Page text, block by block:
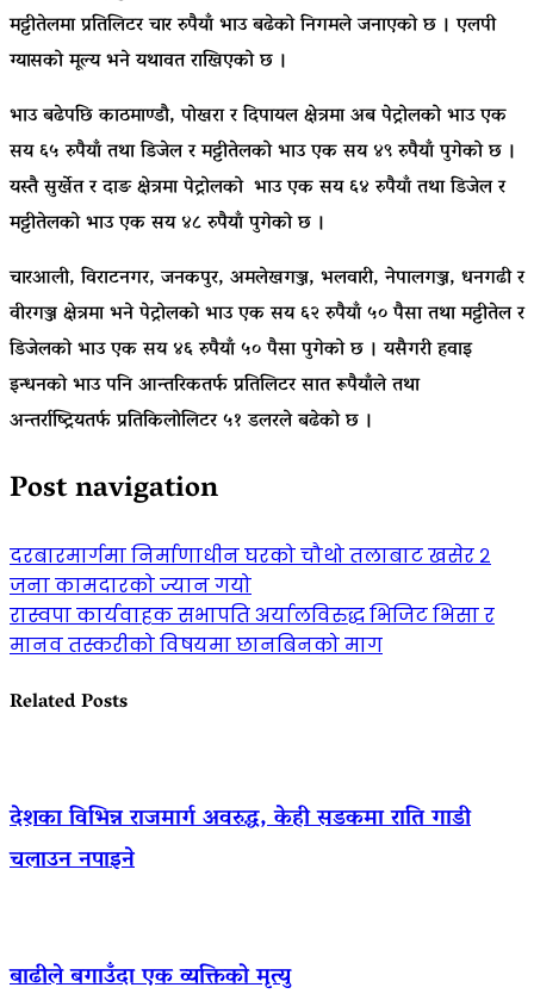
मट्टीतेलमा प्रतिलिटर चार रुपैयाँ भाउ बढेको निगमले जनाएको छ । एलपी
ग्यासको मूल्य भने यथावत राखिएको छ ।
भाउ बढेपछि काठमाण्डौ, पोखरा र दिपायल क्षेत्रमा अब पेट्रोलको भाउ एक
सय ६५ रुपैयाँ तथा डिजेल र मट्टीतेलको भाउ एक सय ४९ रुपैयाँ पुगेको छ ।
यस्तै सुर्खेत र दाङ क्षेत्रमा पेट्रोलको भाउ एक सय ६४ रुपैयाँ तथा डिजेल र
मट्टीतेलको भाउ एक सय ४८ रुपैयाँ पुगेको छ ।
चारआली, विराटनगर, जनकपुर, अमलेखगञ्ज, भलवारी, नेपालगञ्ज, धनगढी र
वीरगञ्ज क्षेत्रमा भने पेट्रोलको भाउ एक सय ६२ रुपैयाँ ५० पैसा तथा मट्टीतेल र
डिजेलको भाउ एक सय ४६ रुपैयाँ ५० पैसा पुगेको छ । यसैगरी हवाइ
इन्धनको भाउ पनि आन्तरिकतर्फ प्रतिलिटर सात रूपैयाँले तथा
अन्तर्राष्ट्रियतर्फ प्रतिकिलोलिटर ५१ डलरले बढेको छ ।
Post navigation
दरबारमार्गमा निर्माणाधीन घरको चौथो तलाबाट खसेर २
जना कामदारको ज्यान गयो
रास्वपा कार्यवाहक सभापति अर्यालविरुद्ध भिजिट भिसा र
मानव तस्करीको विषयमा छानबिनको माग
Related Posts
देशका विभिन्न राजमार्ग अवरुद्ध, केही सडकमा राति गाडी
चलाउन नपाइने
बाढीले बगाउँदा एक व्यक्तिको मृत्यु